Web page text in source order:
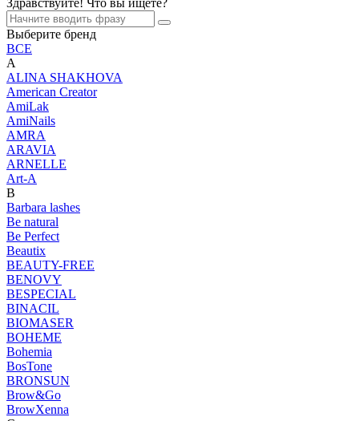
Здравствуйте! Что вы ищете?
Выберите бренд
ВСЕ
A
ALINA SHAKHOVA
American Creator
AmiLak
AmiNails
AMRA
ARAVIA
ARNELLE
Art-A
B
Barbara lashes
Be natural
Be Perfect
Beautix
BEAUTY-FREE
BENOVY
BESPECIAL
BINACIL
BIOMASER
BOHEME
Bohemia
BosTone
BRONSUN
Brow&Go
BrowXenna